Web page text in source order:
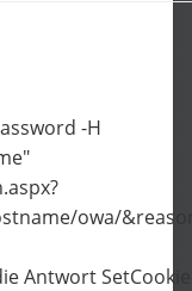
-H
owa/
Antwort SetCookie